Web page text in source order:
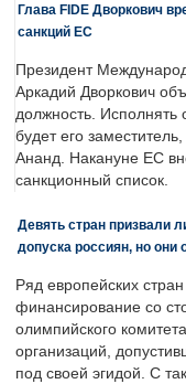
Глава FIDE Дворкович
санкций ЕС
Президент
Аркадий Дворкович
должность. Исполнять
будет его
Ананд. Накануне ЕС
санкционный список.
Девять стран призвали
допуска россиян, но
Ряд европейских
финансирование со
олимпийского
организаций,
под своей эгидой. С